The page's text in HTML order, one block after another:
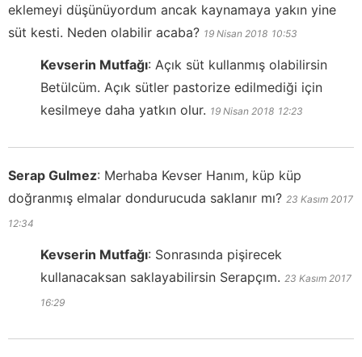
eklemeyi düşünüyordum ancak kaynamaya yakın yine
süt kesti. Neden olabilir acaba? 19 Nisan 2018 10:53
Kevserin Mutfağı: Açık süt kullanmış olabilirsin
Betülcüm. Açık sütler pastorize edilmediği için
kesilmeye daha yatkın olur. 19 Nisan 2018 12:23
Serap Gulmez: Merhaba Kevser Hanım, küp küp
doğranmış elmalar dondurucuda saklanır mı? 23 Kasım 2017
12:34
Kevserin Mutfağı: Sonrasında pişirecek
kullanacaksan saklayabilirsin Serapçım. 23 Kasım 2017
16:29